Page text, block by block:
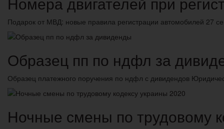
Подарок от МВД: новые правила регистрации автомобилей 27
Образец пп по ндфл за
Образец платежного поручения по ндфл с дивидендов
Ночные смены по трудовому